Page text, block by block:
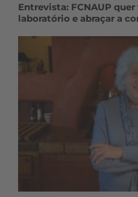
Entrevista: FCNAUP
laboratório e abraçar a